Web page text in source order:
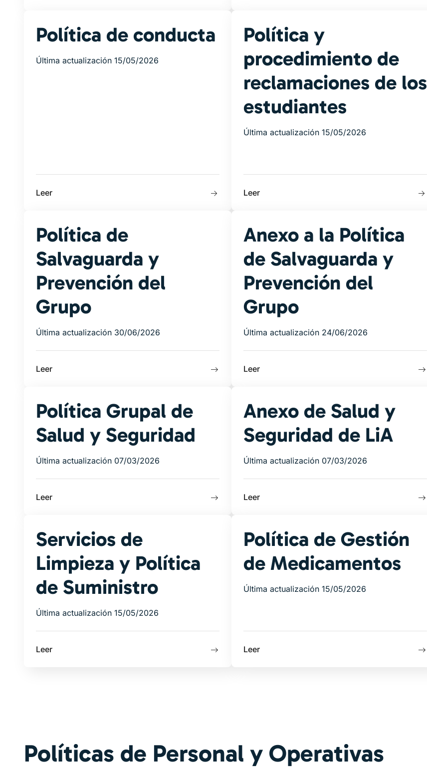
Política de conducta
Última actualización 15/05/2026
Leer
Política y
procedimiento de
reclamaciones de los
estudiantes
Última actualización 15/05/2026
Leer
Política de
Salvaguarda y
Prevención del
Grupo
Última actualización 30/06/2026
Leer
Anexo a la Política
de Salvaguarda y
Prevención del
Grupo
Última actualización 24/06/2026
Leer
Política Grupal de
Salud y Seguridad
Última actualización 07/03/2026
Leer
Anexo de Salud y
Seguridad de LiA
Última actualización 07/03/2026
Leer
Servicios de
Limpieza y Política
de Suministro
Última actualización 15/05/2026
Leer
Política de Gestión
de Medicamentos
Última actualización 15/05/2026
Leer
Políticas de Personal y Operativas